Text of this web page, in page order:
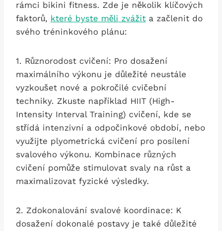
rámci bikini fitness. Zde⁤ je několik klíčových
⁢faktorů, které byste měli zvážit a začlenit do
svého tréninkového plánu:
1. Různorodost cvičení: Pro ⁣dosažení
maximálního výkonu je důležité⁣ neustále
vyzkoušet nové a pokročilé cvičební
techniky. Zkuste například HIIT (High-
Intensity Interval Training) cvičení, kde se
střídá intenzivní a odpočinkové období, nebo
využijte plyometrická cvičení pro posílení ​
svalového výkonu. Kombinace⁤ různých
⁣cvičení pomůže stimulovat svaly na růst ⁢a
‌maximalizovat fyzické výsledky.
2. Zdokonalování svalové koordinace:⁣ K
dosažení dokonalé postavy je také důležité